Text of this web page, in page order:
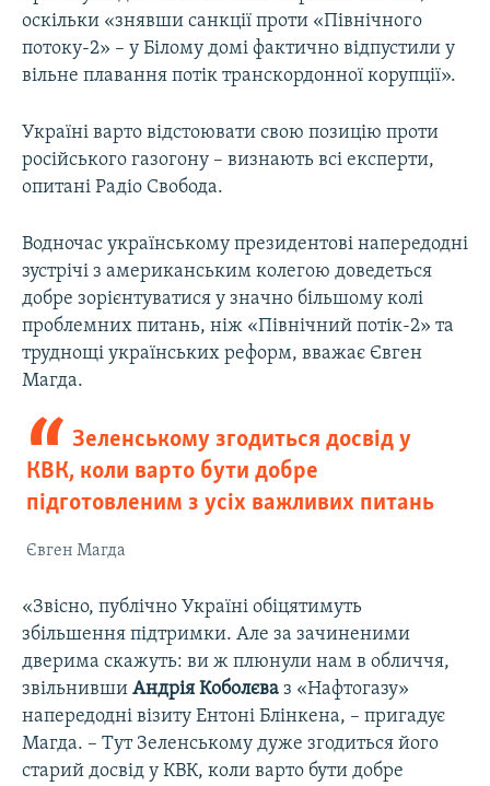
оскільки «знявши санкції проти «Північного
потоку-2» – у Білому домі фактично відпустили у
вільне плавання потік транскордонної корупції».
Україні варто відстоювати свою позицію проти
російського газогону – визнають всі експерти,
опитані Радіо Свобода.
Водночас українському президентові напередодні
зустрічі з американським колегою доведеться
добре зорієнтуватися у значно більшому колі
проблемних питань, ніж «Північний потік-2» та
труднощі українських реформ, вважає Євген
Магда.
Зеленському згодиться досвід у
КВК, коли варто бути добре
підготовленим з усіх важливих питань
Євген Магда
«Звісно, публічно Україні обіцятимуть
збільшення підтримки. Але за зачиненими
дверима скажуть: ви ж плюнули нам в обличчя,
звільнивши Андрія Коболєва з «Нафтогазу»
напередодні візиту Ентоні Блінкена, – пригадує
Магда. – Тут Зеленському дуже згодиться його
старий досвід у КВК, коли варто бути добре